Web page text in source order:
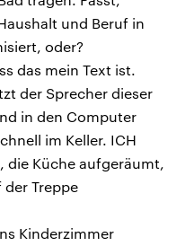
und Beruf in
oder?
das mein Text ist.
der Sprecher dieser
in den Computer
im Keller. ICH
die Küche aufgeräumt,
Treppe
Kinderzimmer